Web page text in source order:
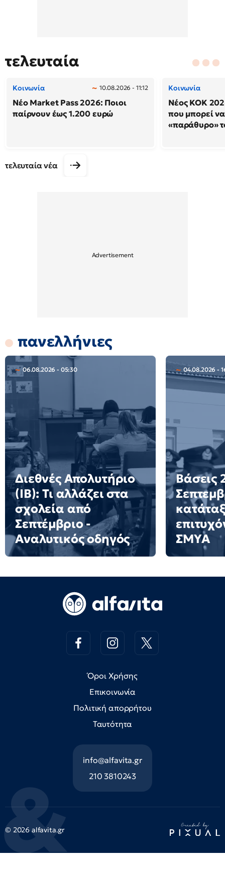
τελευταία
Κοινωνία 10.08.2026 - 11:12
Νέο Market Pass 2026: Ποιοι
παίρνουν έως 1.200 ευρώ
Κοινωνία
Νέος ΚΟΚ
που μπορεί
«παράθυρο»
τελευταία νέα
πανελλήνιες
06.08.2026 - 05:30
Διεθνές Απολυτήριο
(IB): Τι αλλάζει στα
σχολεία από
Σεπτέμβριο -
Αναλυτικός οδηγός
04.08.2026 -
Βάσεις
ΣΜΥΑ
Όροι Χρήσης
Επικοινωνία
Πολιτική απορρήτου
Ταυτότητα
info@alfavita.gr
210 3810243
© 2026 alfavita.gr